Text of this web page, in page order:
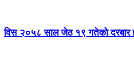
विस २०५८ साल जेठ १९ गतेको दरबार